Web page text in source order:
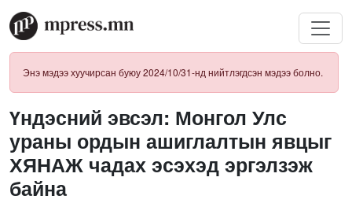
Энэ мэдээ хуучирсан буюу 2024/10/31-нд нийтлэгдсэн мэдээ болно.
Үндэсний эвсэл: Монгол Улс
ураны ордын ашиглалтын явцыг
ХЯНАЖ чадах эсэхэд эргэлзэж
байна